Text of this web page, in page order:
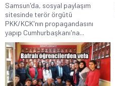
Samsun'da, sosyal paylaşım
sitesinde terör örgütü
PKK/KCK'nın propagandasını
yapıp Cumhurbaşkanı'na...